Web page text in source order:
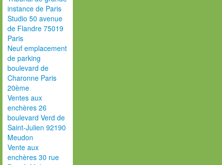
instance de Paris
Studio 50 avenue
de Flandre 75019
Paris
Neuf emplacement
de parking
boulevard de
Charonne Paris
20ème
Ventes aux
enchères 26
boulevard Verd de
Saint-Julien 92190
Meudon
Vente aux
enchères 30 rue